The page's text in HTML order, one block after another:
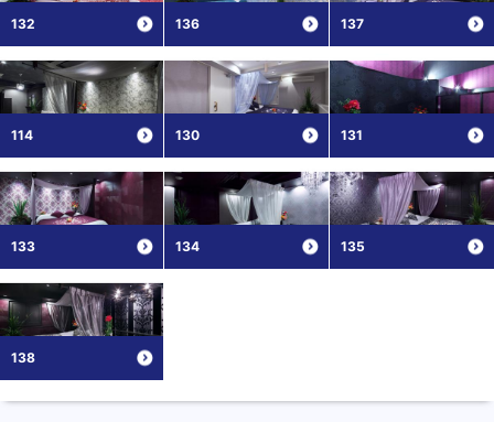
132 136 137
114 130 131
133 134 135
138